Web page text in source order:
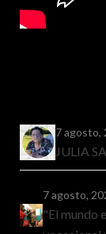
7 agosto,
JULIA
7 agosto,
"El mundo